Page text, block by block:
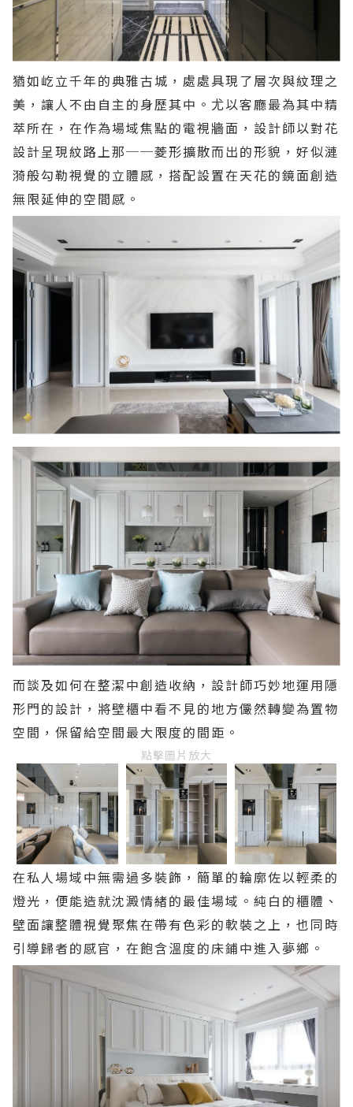
猶如屹立千年的典雅古城，處處具現了層次與紋理之
美，讓人不由自主的身歷其中。尤以客廳最為其中精
萃所在，在作為場域焦點的電視牆面，設計師以對花
設計呈現紋路上那──菱形擴散而出的形貌，好似漣
漪般勾勒視覺的立體感，搭配設置在天花的鏡面創造
無限延伸的空間感。
而談及如何在整潔中創造收納，設計師巧妙地運用隱
形門的設計，將壁櫃中看不見的地方儼然轉變為置物
空間，保留給空間最大限度的間距。
點擊圖片放大
在私人場域中無需過多裝飾，簡單的輪廓佐以輕柔的
燈光，便能造就沈澱情緒的最佳場域。純白的櫃體、
壁面讓整體視覺聚焦在帶有色彩的軟裝之上，也同時
引導歸者的感官，在飽含溫度的床鋪中進入夢鄉。